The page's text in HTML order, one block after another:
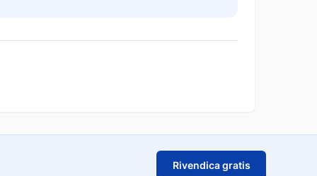
Rivendica gratis